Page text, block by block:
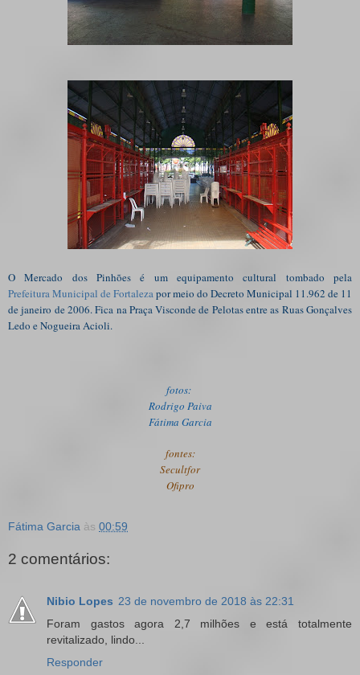
O Mercado dos Pinhões é um equipamento cultural tombado pela
Prefeitura Municipal de Fortalezapor meio do Decreto Municipal 11.962 de 11
de janeiro de 2006. Fica na Praça Visconde de Pelotas entre as Ruas Gonçalves
Ledo e Nogueira Acioli.
fotos:
Rodrigo Paiva
Fátima Garcia
fontes:
Secultfor
Ofipro
Fátima Garcia às 00:59
2 comentários:
Nibio Lopes 23 de novembro de 2018 às 22:31
Foram gastos agora 2,7 milhões e está totalmente
revitalizado, lindo...
Responder